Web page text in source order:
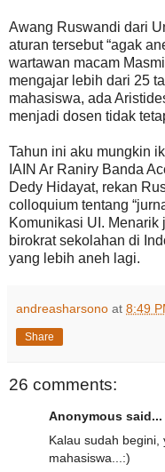
Awang Ruswandi dari
aturan tersebut “agak
wartawan macam
mengajar lebih dari 25
mahasiswa, ada
menjadi dosen tidak
Tahun ini aku mungkin
IAIN Ar Raniry Banda
Dedy Hidayat, rekan
colloquium tentang
Komunikasi UI. Menarik
birokrat sekolahan di
yang lebih aneh lagi.
andreasharsono at 8:49
Share
26 comments:
Anonymous said...
Kalau sudah begini,
mahasiswa...:)